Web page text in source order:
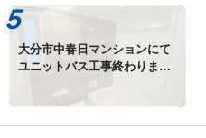
大分市中春日マンションにて
ユニットバス工事終わりまし
た。ありがとうございます。